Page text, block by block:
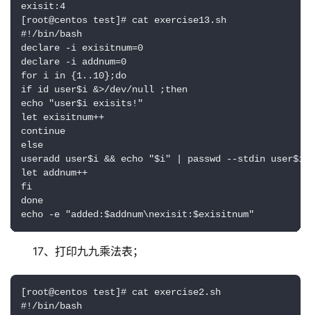
exisit:4
[root@centos test]# cat exercise13.sh
#!/bin/bash
declare -i exisitnum=0
declare -i addnum=0
for i in {1..10};do
if id user$i &>/dev/null ;then
echo "user$i exisits!"
let exisitnum++
continue
else
useradd user$i && echo "$i" | passwd --stdin user$i
let addnum++
fi
done
echo -e "added:$addnum\nexisit:$exisitnum"
17、打印九九乘法表；
[root@centos test]# cat exercise2.sh
#!/bin/bash